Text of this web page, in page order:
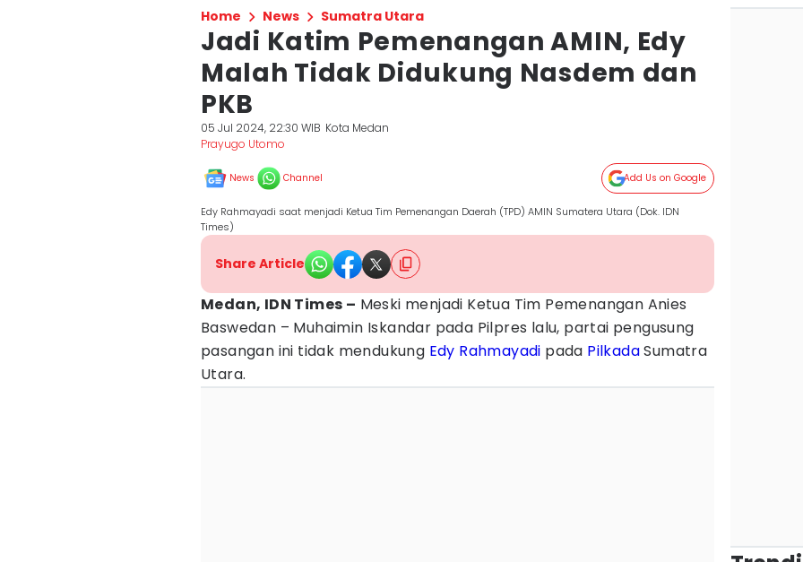
Home News Sumatra Utara
Jadi Katim Pemenangan AMIN, Edy
Malah Tidak Didukung Nasdem dan
PKB
05 Jul 2024, 22:30 WIB Kota Medan
Prayugo Utomo
News Channel Add Us on Google
Edy Rahmayadi saat menjadi Ketua Tim Pemenangan Daerah (TPD) AMIN Sumatera Utara (Dok. IDN
Times)
Share Article
Medan, IDN Times – Meski menjadi Ketua Tim Pemenangan Anies
Baswedan – Muhaimin Iskandar pada Pilpres lalu, partai pengusung
pasangan ini tidak mendukung Edy Rahmayadi pada PilkadaSumatra
Utara.